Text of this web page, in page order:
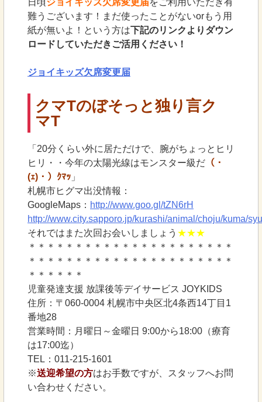
難うございます！まだ使ったことがないorもう用
紙が無いよ！という方は下記のリンクよりダウン
ロードしていただきご活用ください！
ジョイキッズ欠席変更届
クマTのぼそっと独り言ク
マT
「20分くらい外に居ただけで、腕がちょっとヒリ
ヒリ・・今年の太陽光線はモンスター級だ （・
(ｪ)・）ｸﾏｯ 」
札幌市ヒグマ出没情報：
GoogleMaps： http://www.goo.gl/tZN6rH
http://www.city.sapporo.jp/kurashi/animal/choju/kuma/
それではまた次回お会いしましょう ★★★
＊＊＊＊＊＊＊＊＊＊＊＊＊＊＊＊＊＊＊＊＊＊
＊＊＊＊＊＊＊＊＊＊＊＊＊＊＊＊＊＊＊＊＊＊
＊＊＊＊＊＊
児童発達支援 放課後等デイサービス JOYKIDS
住所：〒060-0004 札幌市中央区北4条西14丁目1
番地28
営業時間：月曜日～金曜日 9:00から18:00（療育
は17:00迄）
TEL：011-215-1601
※送迎希望の方はお手数ですが、スタッフへお問
い合わせください。